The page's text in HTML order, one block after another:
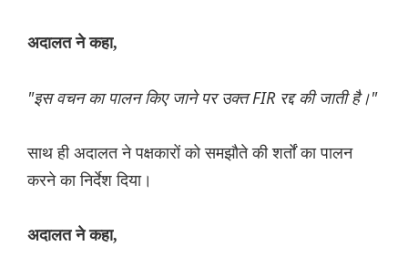
अदालत ने कहा,
"इस वचन का पालन किए जाने पर उक्त FIR रद्द की जाती है।"
साथ ही अदालत ने पक्षकारों को समझौते की शर्तों का पालन
करने का निर्देश दिया।
अदालत ने कहा,